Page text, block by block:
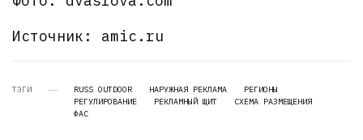
Источник: amic.ru
ТЭГИ RUSS OUTDOOR НАРУЖНАЯ РЕКЛАМА
РЕГИОНЫ
РЕГУЛИРОВАНИЕ
РЕКЛАМНЫЙ ЩИТ
СХЕМА РАЗМЕЩЕНИЯ
ФАС